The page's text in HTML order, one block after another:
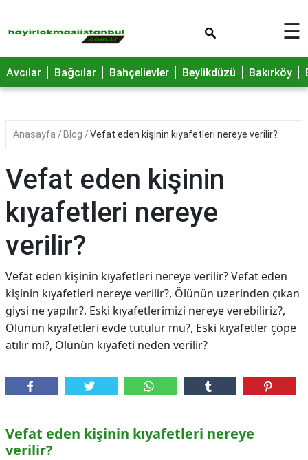
☰
Avcılar Bağcılar Bahçelievler Beylikdüzü Bakırköy
Anasayfa Blog Vefat eden kişinin kıyafetleri nereye verilir?
Vefat eden kişinin
kıyafetleri nereye
verilir?
Vefat eden kişinin kıyafetleri nereye verilir? Vefat eden
kişinin kıyafetleri nereye verilir?, Ölünün üzerinden çıkan
giysi ne yapılır?, Eski kıyafetlerimizi nereye verebiliriz?,
Ölünün kıyafetleri evde tutulur mu?, Eski kıyafetler çöpe
atılır mı?, Ölünün kıyafeti neden verilir?
Vefat eden kişinin kıyafetleri nereye
verilir?